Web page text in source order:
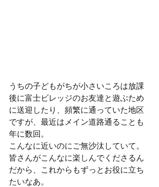
うちの子どもがちが小さいころは放課
後に富士ビレッジのお友達と遊ぶため
に送迎したり、頻繁に通っていた地区
ですが、最近はメイン道路通ることも
年に数回。
こんなに近いのにご無沙汰していて。
皆さんがこんなに楽しんでくださるん
だから、これからもずっとお役に立ち
たいなあ。